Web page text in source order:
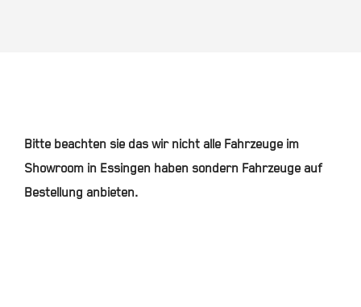
Bitte beachten sie das wir nicht alle Fahrzeuge im
Showroom in Essingen haben sondern Fahrzeuge auf
Bestellung anbieten.